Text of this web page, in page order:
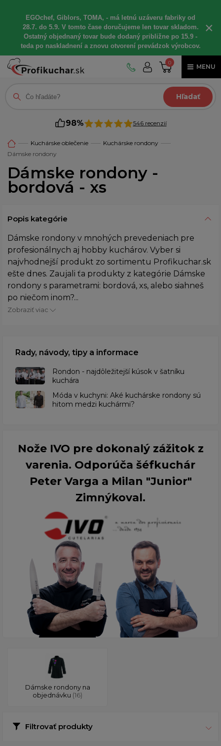
EGOchef, Giblors, TOMA, - má letnú uzáveru fabriky od
28.7. do 5.9. V tomto čase doručujeme len tovar skladom.
Ostatný objednaný tovar bude dodaný približne po 15.9 -
teda po naskladnení a znovu otvorení prevádzok výrobcov.
×
0
MENU
Hľadať
98% 546 recenzií
Kuchárske oblečenie
Kuchárske rondony
Dámske rondony
Dámske rondony -
bordová - xs
Popis kategórie
Dámske rondony v mnohých prevedeniach pre
profesionálnych aj hobby kuchárov. Vyber si
najvhodnejší produkt zo sortimentu Profikuchar.sk
ešte dnes. Zaujali ťa produkty z kategórie Dámske
rondony s parametrami: bordová, xs, alebo siahneš
po niečom inom?...
Zobraziť viac
Rady, návody, tipy a informace
Rondon - najdôležitejší kúsok v šatníku
kuchára
​Móda v kuchyni: Aké kuchárske rondony sú
hitom medzi kuchármi?
Nože IVO pre dokonalý zážitok z
varenia. Odporúča šéfkuchár
Peter Varga a Milan "Junior"
Zimnýkoval.
Dámske rondony na
objednávku (16)
Filtrovať produkty